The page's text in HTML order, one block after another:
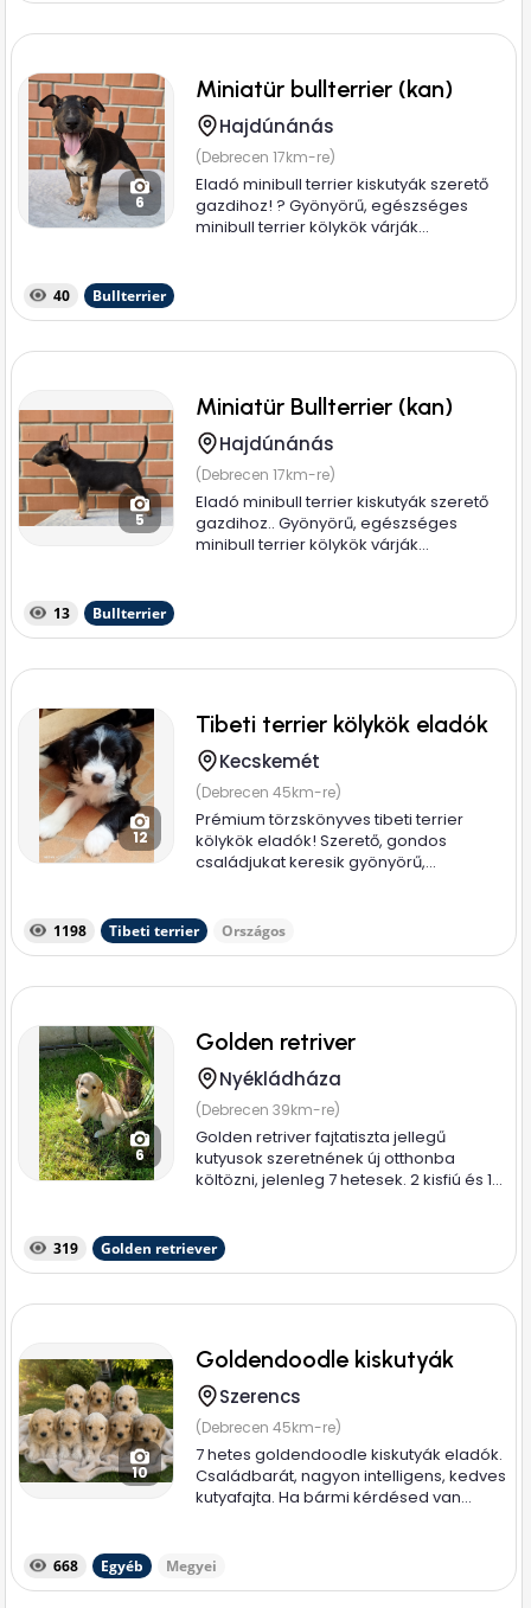
6
Miniatür bullterrier (kan)
Hajdúnánás
(Debrecen 17km-re)
Eladó minibull terrier kiskutyák szerető
gazdihoz! ? Gyönyörű, egészséges
minibull terrier kölykök várják...
40 Bullterrier
5
Miniatür Bullterrier (kan)
Hajdúnánás
(Debrecen 17km-re)
Eladó minibull terrier kiskutyák szerető
gazdihoz.. Gyönyörű, egészséges
minibull terrier kölykök várják...
13 Bullterrier
12
Tibeti terrier kölykök eladók
Kecskemét
(Debrecen 45km-re)
Prémium törzskönyves tibeti terrier
kölykök eladók! Szerető, gondos
családjukat keresik gyönyörű,...
1198 Tibeti terrier Országos
6
Golden retriver
Nyékládháza
(Debrecen 39km-re)
Golden retriver fajtatiszta jellegű
kutyusok szeretnének új otthonba
költözni, jelenleg 7 hetesek. 2 kisfiú és 1...
319 Golden retriever
10
Goldendoodle kiskutyák
Szerencs
(Debrecen 45km-re)
7 hetes goldendoodle kiskutyák eladók.
Családbarát, nagyon intelligens, kedves
kutyafajta. Ha bármi kérdésed van...
668 Egyéb Megyei